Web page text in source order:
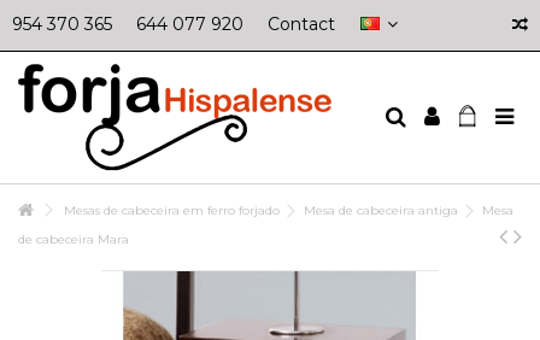
954 370 365 644 077 920 Contact
Mesas de cabeceira em ferro forjado Mesa de cabeceira antiga
Mesa
de cabeceira Mara